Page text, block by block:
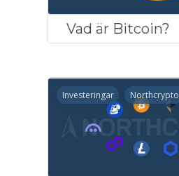
Vad är Bitcoin?
Investeringar Northcrypto